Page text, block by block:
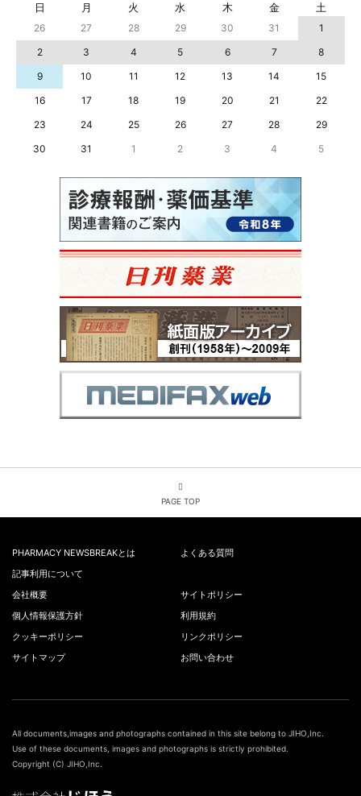
日 月 火 水 木 金 土
26 27 28 29 30 31
1
2
3 4 5 6 7
8
9
10 11 12 13 14
15
16
17 18 19 20 21
22
23
24 25 26 27 28
29
30
31 1 2 3 4 5
PAGE TOP
PHARMACY NEWSBREAKとは
よくある質問
記事利用について
会社概要
サイトポリシー
個人情報保護方針
利用規約
クッキーポリシー
リンクポリシー
サイトマップ
お問い合わせ
All documents,images and photographs contained in this site belong to JIHO,Inc.
Use of these documents, images and photographs is strictly prohibited.
Copyright (C) JIHO,Inc.